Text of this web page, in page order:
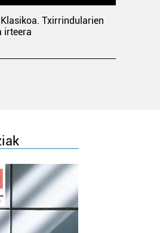
Txirrindularien
irteera